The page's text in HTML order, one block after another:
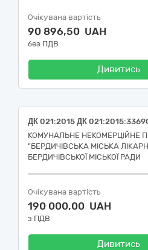
Очікувана вартість
90 896,50 UAH
без ПДВ
Дивитись
КОМУНАЛЬНЕ НЕКОМЕРЦІЙНЕ
"БЕРДИЧІВСЬКА МІСЬКА
БЕРДИЧІВСЬКОЇ МІСЬКОЇ РАДИ
Очікувана вартість
190 000,00 UAH
з ПДВ
Дивитись